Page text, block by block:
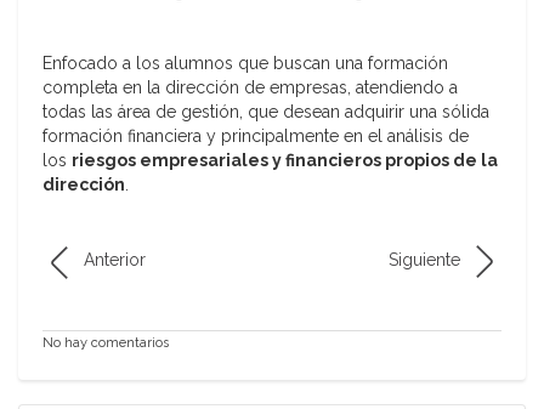
Enfocado a los alumnos que buscan una formación
completa en la dirección de empresas, atendiendo a
todas las área de gestión, que desean adquirir una sólida
formación financiera y principalmente en el análisis de
los riesgos empresariales y financieros propios de la
dirección.
Anterior Siguiente
No hay comentarios